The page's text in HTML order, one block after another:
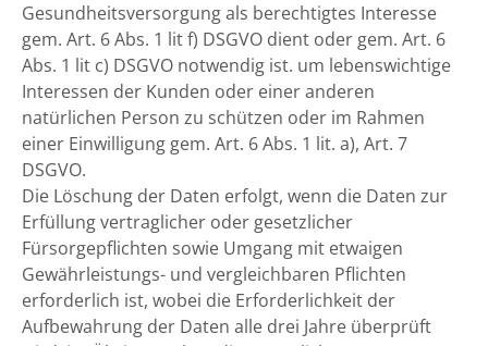
Gesundheitsversorgung als berechtigtes Interesse
gem. Art. 6 Abs. 1 lit f) DSGVO dient oder gem. Art. 6
Abs. 1 lit c) DSGVO notwendig ist. um lebenswichtige
Interessen der Kunden oder einer anderen
natürlichen Person zu schützen oder im Rahmen
einer Einwilligung gem. Art. 6 Abs. 1 lit. a), Art. 7
DSGVO.
Die Löschung der Daten erfolgt, wenn die Daten zur
Erfüllung vertraglicher oder gesetzlicher
Fürsorgepflichten sowie Umgang mit etwaigen
Gewährleistungs- und vergleichbaren Pflichten
erforderlich ist, wobei die Erforderlichkeit der
Aufbewahrung der Daten alle drei Jahre überprüft